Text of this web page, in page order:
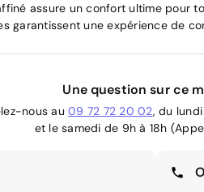
assure un confort ultime pour
garantissent une expérience de
Une question sur ce
nous au 09 72 72 20 02, du
et le samedi de 9h à 18h